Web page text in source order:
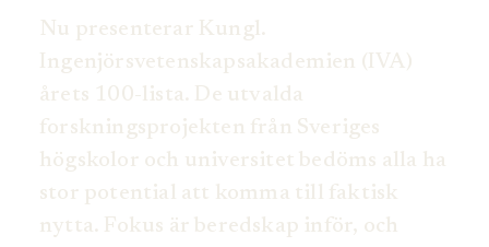
Nu presenterar Kungl.
Ingenjörsvetenskapsakademien (IVA)
årets 100-lista. De utvalda
forskningsprojekten från Sveriges
högskolor och universitet bedöms alla ha
stor potential att komma till faktisk
nytta. Fokus är beredskap inför, och